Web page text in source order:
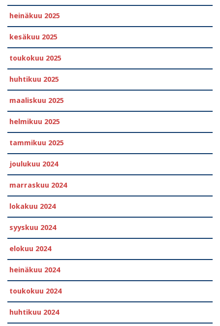
heinäkuu 2025
kesäkuu 2025
toukokuu 2025
huhtikuu 2025
maaliskuu 2025
helmikuu 2025
tammikuu 2025
joulukuu 2024
marraskuu 2024
lokakuu 2024
syyskuu 2024
elokuu 2024
heinäkuu 2024
toukokuu 2024
huhtikuu 2024